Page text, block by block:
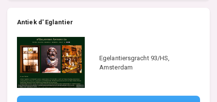
Antiek d' Eglantier
Egelantiersgracht 93/HS,
Amsterdam